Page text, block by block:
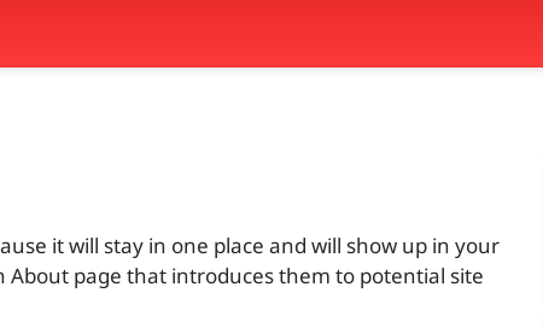
it will stay in one place and will show up in your
page that introduces them to potential site